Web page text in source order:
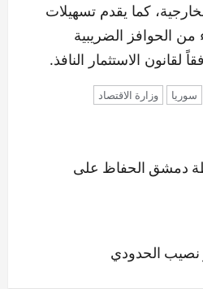
كما يقدم تسهيلات
من الحوافز الضريبية
لقانون الاستثمار النافذ.
سوريا وزارة الاقتصاد
دمشق الحفاظ على